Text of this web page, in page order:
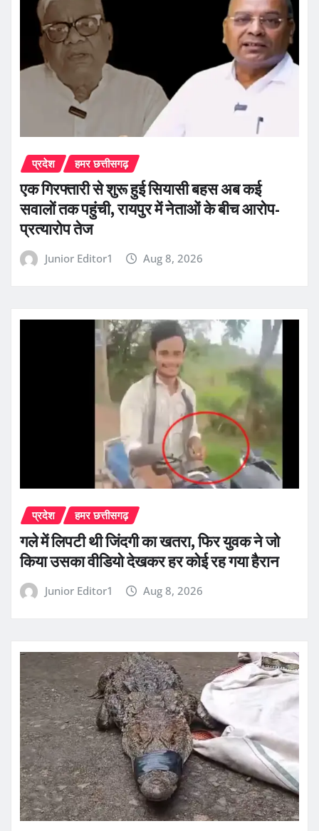
प्रदेश हमर छत्तीसगढ़
एक गिरफ्तारी से शुरू हुई सियासी बहस अब कई
सवालों तक पहुंची, रायपुर में नेताओं के बीच आरोप-
प्रत्यारोप तेज
Junior Editor1 Aug 8, 2026
प्रदेश हमर छत्तीसगढ़
गले में लिपटी थी जिंदगी का खतरा, फिर युवक ने जो
किया उसका वीडियो देखकर हर कोई रह गया हैरान
Junior Editor1 Aug 8, 2026